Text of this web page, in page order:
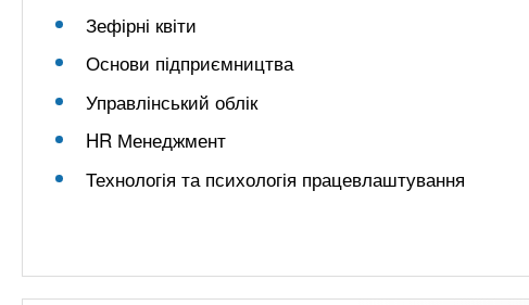
Зефірні квіти
Основи підприємництва
Управлінський облік
HR Менеджмент
Технологія та психологія працевлаштування